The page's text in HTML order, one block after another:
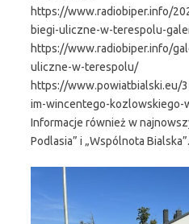
https://www.radiobiper.info/
biegi-uliczne-w-terespolu-
https://www.radiobiper.info/
uliczne-w-terespolu/
https://www.powiatbialski.eu/
im-wincentego-
Informacje również w
Podlasia” i „Wspólnota